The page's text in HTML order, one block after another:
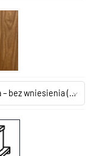
– bez wniesienia(+199,00 zł)